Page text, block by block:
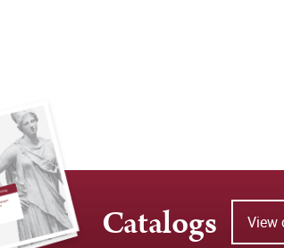
Catalogs View